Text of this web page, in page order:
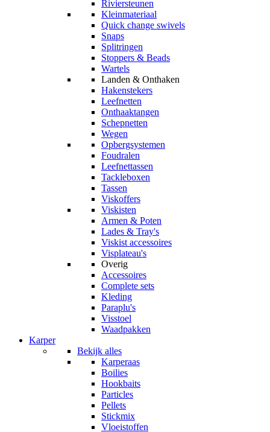
Riviersteunen
Kleinmateriaal
Quick change swivels
Snaps
Splitringen
Stoppers & Beads
Wartels
Landen & Onthaken
Hakenstekers
Leefnetten
Onthaaktangen
Schepnetten
Wegen
Opbergsystemen
Foudralen
Leefnettassen
Tackleboxen
Tassen
Viskoffers
Viskisten
Armen & Poten
Lades & Tray's
Viskist accessoires
Visplateau's
Overig
Accessoires
Complete sets
Kleding
Paraplu's
Visstoel
Waadpakken
Karper
Bekijk alles
Karperaas
Boilies
Hookbaits
Particles
Pellets
Stickmix
Vloeistoffen